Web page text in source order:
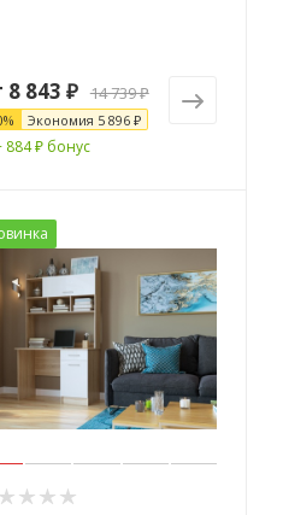
8 843 ₽ 14 739 ₽
% Экономия 5 896 ₽
884 ₽ бонус